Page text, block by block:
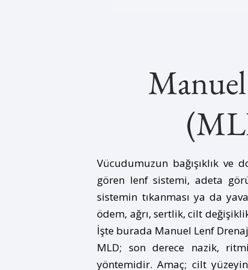
Vücudumuzun bağışıklık ve
gören lenf sistemi, adeta
sistemin tıkanması ya da
ödem, ağrı, sertlik, cilt
İşte burada Manuel Lenf
MLD; son derece nazik,
yöntemidir. Amaç; cilt